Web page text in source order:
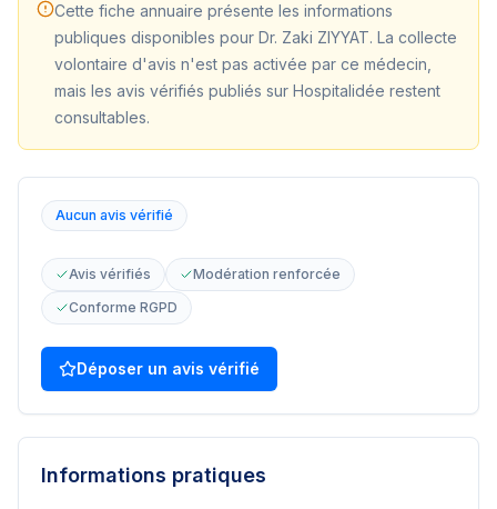
Cette fiche annuaire présente les informations
publiques disponibles pour Dr. Zaki ZIYYAT. La collecte
volontaire d'avis n'est pas activée par ce médecin,
mais les avis vérifiés publiés sur Hospitalidée restent
consultables.
Aucun avis vérifié
Avis vérifiés
Modération renforcée
Conforme RGPD
Déposer un avis vérifié
Informations pratiques